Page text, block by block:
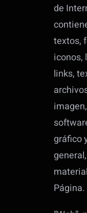
de
textos,
iconos,
links,
gráfico
Página.